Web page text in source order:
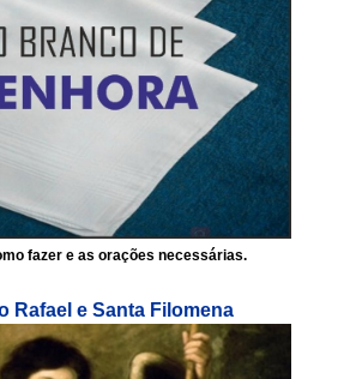
fazer e as orações necessárias.
Rafael e Santa Filomena